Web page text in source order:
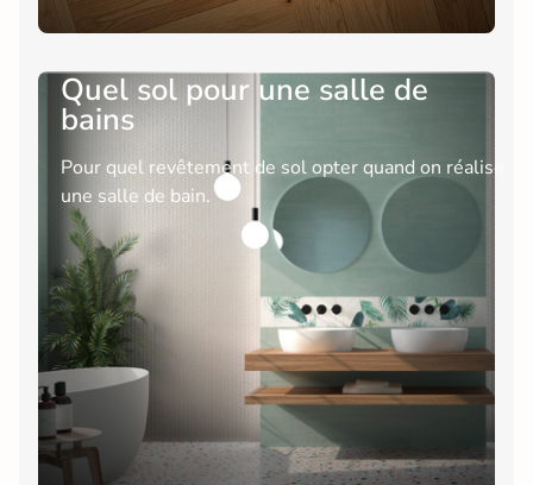
Quel sol pour une salle de
bains
Pour quel revêtement de sol opter quand on réalise
une salle de bain.